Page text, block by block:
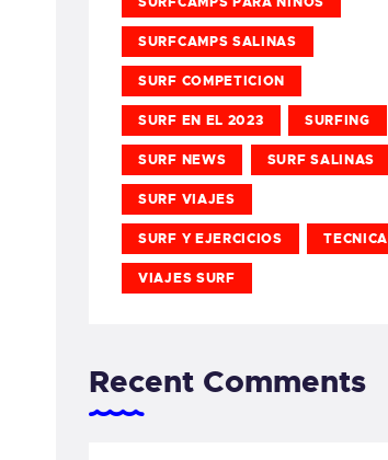
SURFCAMPS SALINAS
SURF COMPETICION
SURF EN EL 2023 SURFING
SURF NEWS SURF SALINAS
SURF VIAJES
SURF Y EJERCICIOS TECNICA
VIAJES SURF
Recent Comments